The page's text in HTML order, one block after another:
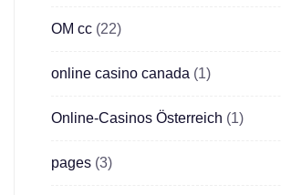
OM cc (22)
online casino canada (1)
Online-Casinos Österreich (1)
pages (3)